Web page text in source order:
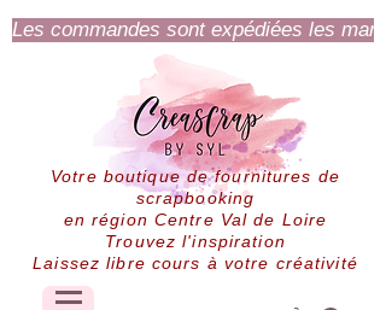
Les commandes sont expédiées les
Votre boutique de fournitures de
scrapbooking
en région Centre Val de Loire
Trouvez l'inspiration
Laissez libre cours à votre créativité